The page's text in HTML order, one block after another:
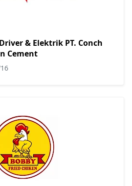
& Elektrik PT. Conch
Cement